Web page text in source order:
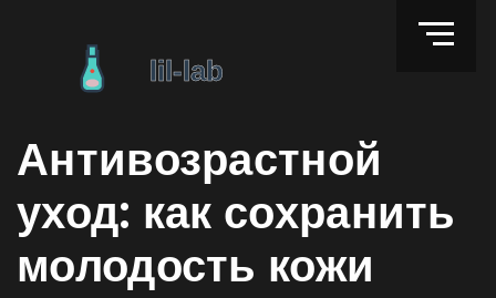
Антивозрастной
уход: как сохранить
молодость кожи